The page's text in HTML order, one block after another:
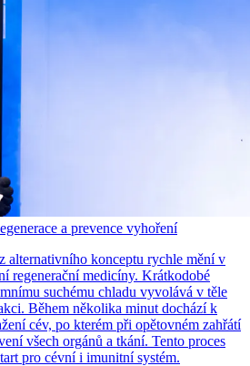
a prevence vyhoření
alternativního konceptu rychle mění v
regenerační medicíny. Krátkodobé
suchému chladu vyvolává v těle
Během několika minut dochází k
cév, po kterém při opětovném zahřátí
všech orgánů a tkání. Tento proces
pro cévní i imunitní systém.